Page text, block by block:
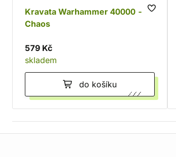
Kravata Warhammer 40000 -
Chaos
579 Kč
skladem
do košíku